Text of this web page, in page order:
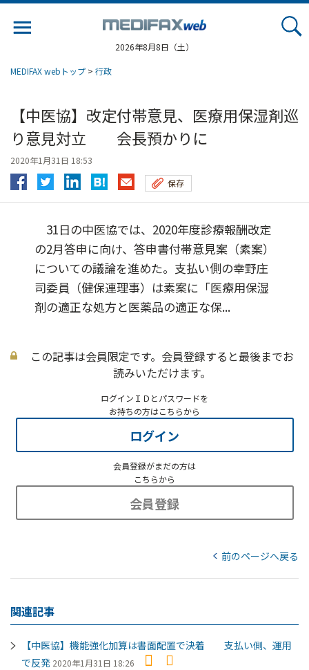
2026年8月8日（土）
MEDIFAX webトップ > 行政
【中医協】改定付帯意見、医療用保湿剤巡
り意見対立 会長預かりに
2020年1月31日 18:53
保存
31日の中医協では、2020年度診療報酬改定
の2月答申に向け、答申書付帯意見案（素案）
についての議論を進めた。支払い側の幸野庄
司委員（健保連理事）は素案に「医療用保湿
剤の適正な処方と医薬品の適正な保...
この記事は会員限定です。会員登録すると最後までお
読みいただけます。
ログインＩＤとパスワードを
お持ちの方はこちらから
ログイン
会員登録がまだの方は
こちらから
会員登録
前のページへ戻る
関連記事
【中医協】機能強化加算は書面配置で決着 支払い側、運用
で反発 2020年1月31日 18:26